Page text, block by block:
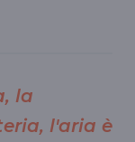
la
l'aria è